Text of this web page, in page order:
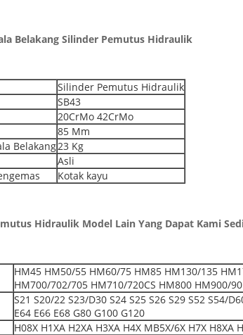
Belakang Silinder Pemutus Hidraulik
Silinder Pemutus Hidraulik
SB43
20CrMo 42CrMo
85 Mm
Belakang23 Kg
Asli
Kotak kayu
Hidraulik Model Lain Yang Dapat Kami
HM45 HM50/55 HM60/75 HM85 HM130/135
HM700/702/705 HM710/720CS HM800 HM900/
S21 S20/22 S23/D30 S24 S25 S26 S29 S52 S54/
E64 E66 E68 G80 G100 G120
H08X H1XA H2XA H3XA H4X MB5X/6X H7X